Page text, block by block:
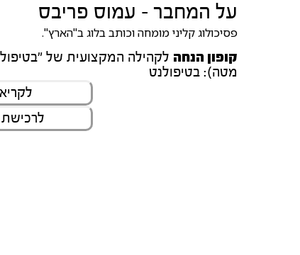
על המחבר - עמוס פריבס
פסיכולוג קליני מומחה וכותב בלוג ב"הארץ".
קופון הנחה
מטה): בטיפולנט